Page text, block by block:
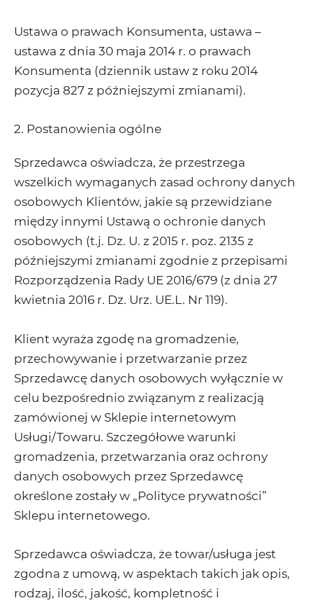
Ustawa o prawach Konsumenta, ustawa –
ustawa z dnia 30 maja 2014 r. o prawach
Konsumenta (dziennik ustaw z roku 2014
pozycja 827 z późniejszymi zmianami).
2. Postanowienia ogólne
Sprzedawca oświadcza, że przestrzega
wszelkich wymaganych zasad ochrony danych
osobowych Klientów, jakie są przewidziane
między innymi Ustawą o ochronie danych
osobowych (t.j. Dz. U. z 2015 r. poz. 2135 z
późniejszymi zmianami zgodnie z przepisami
Rozporządzenia Rady UE 2016/679 (z dnia 27
kwietnia 2016 r. Dz. Urz. UE.L. Nr 119).
Klient wyraża zgodę na gromadzenie,
przechowywanie i przetwarzanie przez
Sprzedawcę danych osobowych wyłącznie w
celu bezpośrednio związanym z realizacją
zamówionej w Sklepie internetowym
Usługi/Towaru. Szczegółowe warunki
gromadzenia, przetwarzania oraz ochrony
danych osobowych przez Sprzedawcę
określone zostały w „Polityce prywatności”
Sklepu internetowego.
Sprzedawca oświadcza, że towar/usługa jest
zgodna z umową, w aspektach takich jak opis,
rodzaj, ilość, jakość, kompletność i